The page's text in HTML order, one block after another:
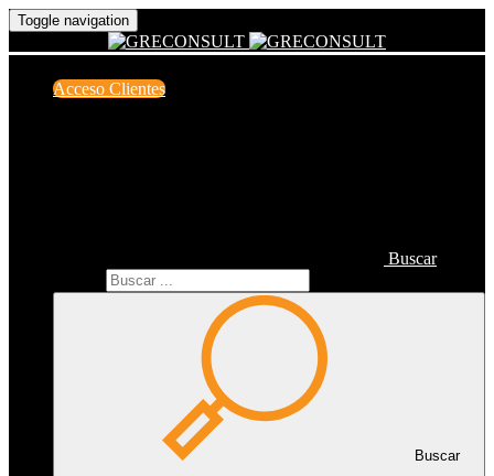
Toggle navigation
Acceso Clientes
Buscar
Buscar